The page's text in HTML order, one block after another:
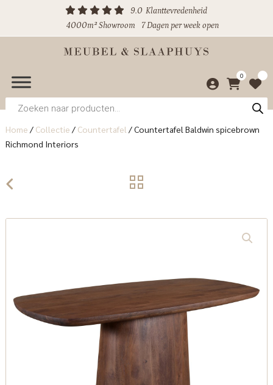
9.0 Klanttevredenheid
4000m² Showroom
7 Dagen per week open
0
Producten
zoeken
Home / Collectie / Countertafel /Countertafel Baldwin spicebrown
Richmond Interiors